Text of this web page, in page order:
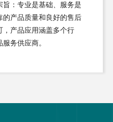
：专业是基础、服务是
的产品质量和良好的售后
，产品应用涵盖多个行
务供应商。